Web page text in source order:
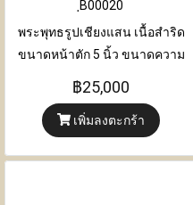
ฺB00020
พระพุทธรูปเชียงแสน เนื้อสำริด
ขนาดหน้าตัก 5 นิ้ว ขนาดความ
เซนติเมตร x ความสูง 25.50
เซนติเมตร
฿25,000
เพิ่มลงตะกร้า